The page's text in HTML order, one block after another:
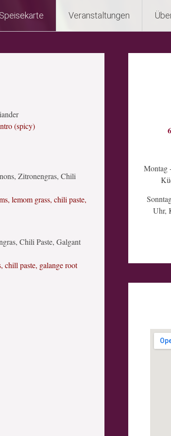
Speisekarte Veranstaltungen
(spicy)
Zitronengras, Chili
lemom grass, chili paste,
Chili Paste, Galgant
chill paste, galange root
Montag
Uhr,